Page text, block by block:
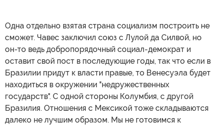
Одна отдельно взятая страна социализм построить не
сможет. Чавес заключил союз с Лулой да Силвой, но
он-то ведь добропорядочный социал-демократ и
оставит свой пост в последующие годы, так что если в
Бразилии придут к власти правые, то Венесуэла будет
находиться в окружении "недружественных
государств". С одной стороны Колумбия, с другой
Бразилия. Отношения с Мексикой тоже складываются
далеко не лучшим образом. Мы не готовимся к